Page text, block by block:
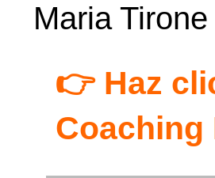
Maria
👉 Haz
Coaching